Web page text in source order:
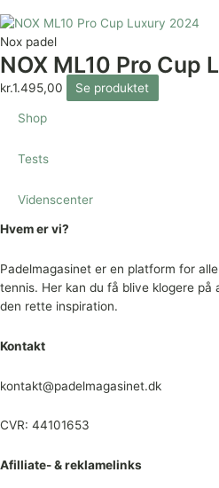
Nox padel
NOX ML10 Pro Cup
kr.1.495,00 Se produktet
Shop
Tests
Videnscenter
Hvem er vi?
Padelmagasinet er en platform for
tennis. Her kan du få blive klogere
den rette inspiration.
Kontakt
kontakt@padelmagasinet.dk
CVR: 44101653
Afilliate- & reklamelinks